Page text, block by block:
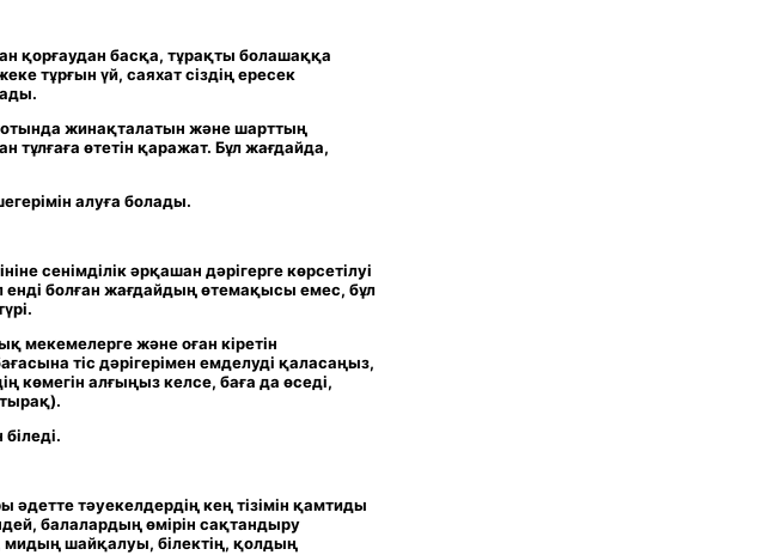
қорғаудан басқа, тұрақты болашаққа
тұрғын үй, саяхат сіздің ересек
жинақталатын және шарттың
тұлғаға өтетін қаражат. Бұл жағдайда,
алуға болады.
сенімділік әрқашан дәрігерге көрсетілуі
енді болған жағдайдың өтемақысы емес, бұл
және оған кіретін
тіс дәрігерімен емделуді қаласаңыз,
көмегін алғыңыз келсе, баға да өседі,
.
әдетте тәуекелдердің кең тізімін қамтиды
балалардың өмірін сақтандыру
мидың шайқалуы, білектің, қолдың